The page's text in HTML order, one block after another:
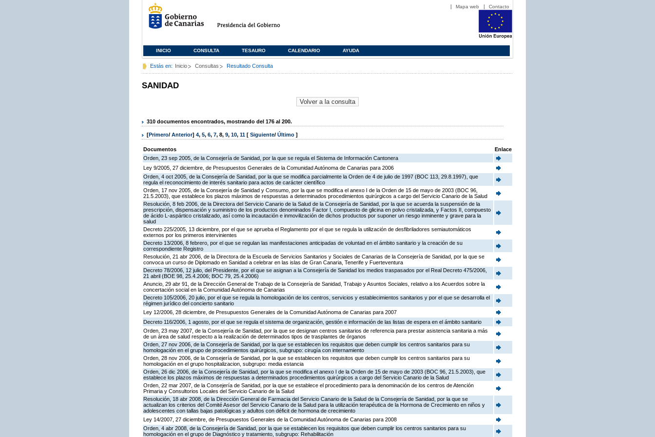
Mapa web Contacto
INICIO CONSULTA TESAURO CALENDARIO AYUDA
Estás en: Inicio Consultas Resultado Consulta
SANIDAD
310 documentos encontrados, mostrando del 176 al 200.
[Primero/ Anterior] 4, 5, 6, 7, 8, 9, 10, 11 [ Siguiente/ Último ]
Documentos
Enlace
Orden, 23 sep 2005, de la Consejería de Sanidad, por la que se regula el Sistema de Información Cantonera
Ley 9/2005, 27 diciembre, de Presupuestos Generales de la Comunidad Autónoma de Canarias para 2006
Orden, 4 oct 2005, de la Consejería de Sanidad, por la que se modifica parcialmente la Orden de 4 de julio de 1997 (BOC 113, 29.8.1997), que
regula el reconocimiento de interés sanitario para actos de carácter científico
Orden, 17 nov 2005, de la Consejería de Sanidad y Consumo, por la que se modifica el anexo I de la Orden de 15 de mayo de 2003 (BOC 96,
21.5.2003), que establece los plazos máximos de respuestas a determinados procedimientos quirúrgicos a cargo del Servicio Canario de la Salud
Resolución, 8 feb 2006, de la Directora del Servicio Canario de la Salud de la Consejería de Sanidad, por la que se acuerda la suspensión de la
prescripción, dispensación y suministro de los productos denominados Factor I, compuesto de glicina en polvo cristalizada, y Factos II, compuesto
de ácido L-aspártico cristalizado, así como la incautación e inmovilización de dichos productos por suponer un riesgo inminente y grave para la
salud
Decreto 225/2005, 13 diciembre, por el que se aprueba el Reglamento por el que se regula la utilización de desfibriladores semiautomáticos
externos por los primeros intervinientes
Decreto 13/2006, 8 febrero, por el que se regulan las manifestaciones anticipadas de voluntad en el ámbito sanitario y la creación de su
correspondiente Registro
Resolución, 21 abr 2006, de la Directora de la Escuela de Servicios Sanitarios y Sociales de Canarias de la Consejería de Sanidad, por la que se
convoca un curso de Diplomado en Sanidad a celebrar en las islas de Gran Canaria, Tenerife y Fuerteventura
Decreto 78/2006, 12 julio, del Presidente, por el que se asignan a la Consejería de Sanidad los medios traspasados por el Real Decreto 475/2006,
21 abril (BOE 98, 25.4.2006; BOC 79, 25.4.2006)
Anuncio, 29 abr 91, de la Dirección General de Trabajo de la Consejería de Sanidad, Trabajo y Asuntos Sociales, relativo a los Acuerdos sobre la
concertación social en la Comunidad Autónoma de Canarias
Decreto 105/2006, 20 julio, por el que se regula la homologación de los centros, servicios y establecimientos sanitarios y por el que se desarrolla el
régimen jurídico del concierto sanitario
Ley 12/2006, 28 diciembre, de Presupuestos Generales de la Comunidad Autónoma de Canarias para 2007
Decreto 116/2006, 1 agosto, por el que se regula el sistema de organización, gestión e información de las listas de espera en el ámbito sanitario
Orden, 23 may 2007, de la Consejería de Sanidad, por la que se designan centros sanitarios de referencia para prestar asistencia sanitaria a más
de un área de salud respecto a la realización de determinados tipos de trasplantes de órganos
Orden, 27 nov 2006, de la Consejería de Sanidad, por la que se establecen los requisitos que deben cumplir los centros sanitarios para su
homologación en el grupo de procedimientos quirúrgicos, subgrupo: cirugía con internamiento
Orden, 28 nov 2006, de la Consejería de Sanidad, por la que se establecen los requisitos que deben cumplir los centros sanitarios para su
homologación en el grupo hospitalizacion, subgrupo: media estancia
Orden, 26 dic 2006, de la Consejería de Sanidad, por la que se modifica el anexo I de la Orden de 15 de mayo de 2003 (BOC 96, 21.5.2003), que
establece los plazos máximos de respuestas a determinados procedimientos quirúrgicos a cargo del Servicio Canario de la Salud
Orden, 22 mar 2007, de la Consejería de Sanidad, por la que se establece el procedimiento para la denominación de los centros de Atención
Primaria y Consultorios Locales del Servicio Canario de la Salud
Resolución, 18 abr 2008, de la Dirección General de Farmacia del Servicio Canario de la Salud de la Consejería de Sanidad, por la que se
actualizan los criterios del Comité Asesor del Servicio Canario de la Salud para la utilización terapéutica de la Hormona de Crecimiento en niños y
adolescentes con tallas bajas patológicas y adultos con déficit de hormona de crecimiento
Ley 14/2007, 27 diciembre, de Presupuestos Generales de la Comunidad Autónoma de Canarias para 2008
Orden, 4 abr 2008, de la Consejería de Sanidad, por la que se establecen los requisitos que deben cumplir los centros sanitarios para su
homologación en el grupo de Diagnóstico y tratamiento, subgrupo: Rehabilitación